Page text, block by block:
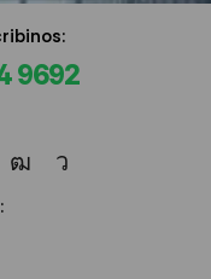
9692